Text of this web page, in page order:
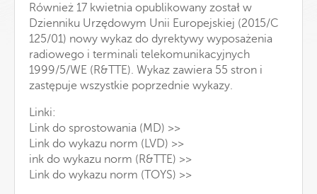
Również 17 kwietnia opublikowany został w
Dzienniku Urzędowym Unii Europejskiej (2015/C
125/01) nowy wykaz do dyrektywy wyposażenia
radiowego i terminali telekomunikacyjnych
1999/5/WE (R&TTE). Wykaz zawiera 55 stron i
zastępuje wszystkie poprzednie wykazy.
Linki:
Link do sprostowania (MD) >>
Link do wykazu norm (LVD) >>
ink do wykazu norm (R&TTE) >>
Link do wykazu norm (TOYS) >>